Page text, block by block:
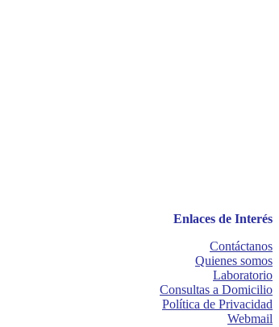
Enlaces de Interés
Contáctanos
Quienes somos
Laboratorio
Consultas a Domicilio
Política de Privacidad
Webmail